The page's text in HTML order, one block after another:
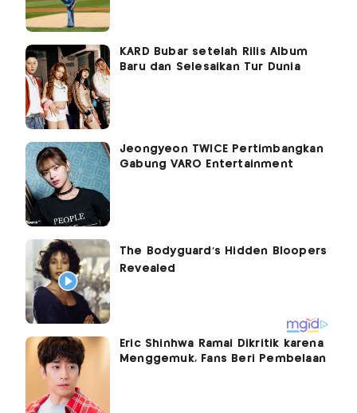
KARD Bubar setelah Rilis Album
Baru dan Selesaikan Tur Dunia
Jeongyeon TWICE Pertimbangkan
Gabung VARO Entertainment
Eric Shinhwa Ramai Dikritik karena
Menggemuk, Fans Beri Pembelaan